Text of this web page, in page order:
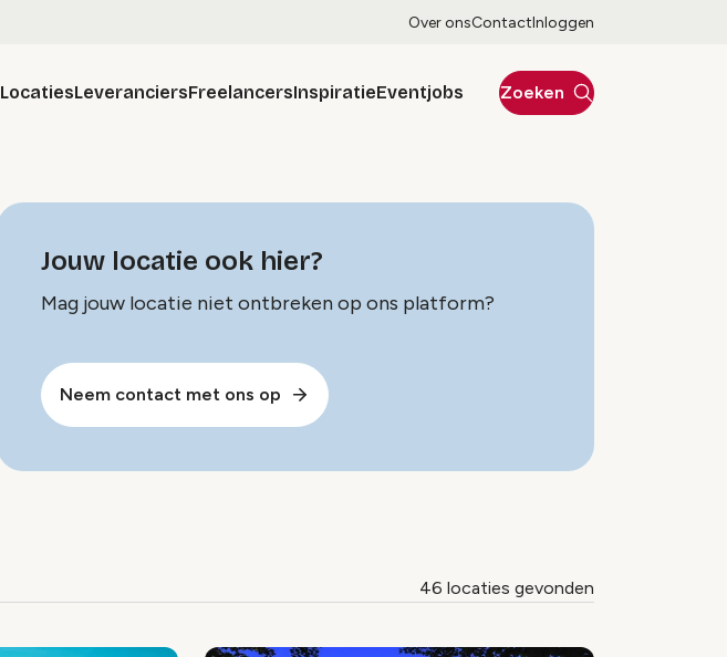
Over onsContactInloggen
LocatiesLeveranciersFreelancersInspiratieEventjobs Zoeken
Jouw locatie ook hier?
Mag jouw locatie niet ontbreken op ons platform?
Neem contact met ons op
46 locaties gevonden